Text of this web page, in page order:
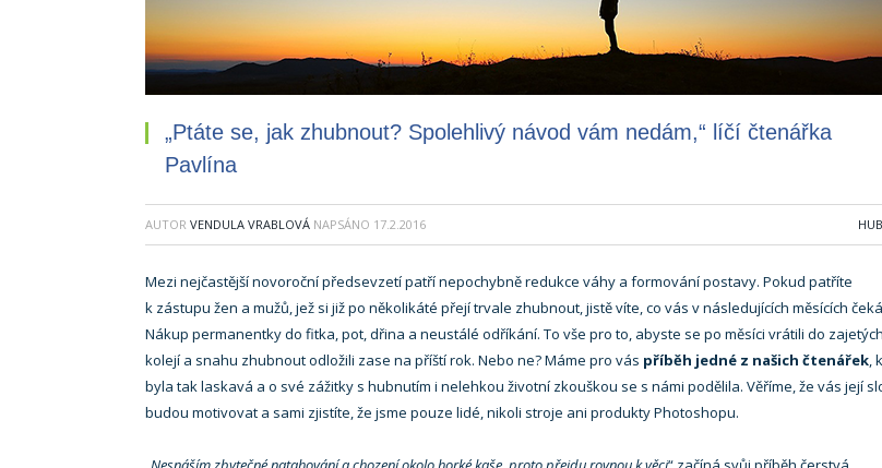
„Ptáte se, jak zhubnout? Spolehlivý návod vám nedám,“ líčí čtenářka
Pavlína
AUTOR VENDULA VRABLOVÁ NAPSÁNO 17.2.2016
Mezi nejčastější novoroční předsevzetí patří nepochybně redukce váhy a formování postavy. Pokud patříte
k zástupu žen a mužů, jež si již po několikáté přejí trvale zhubnout, jistě víte, co vás v následujících měsících
Nákup permanentky do fitka, pot, dřina a neustálé odříkání. To vše pro to, abyste se po měsíci vrátili do zajetých
kolejí a snahu zhubnout odložili zase na příští rok. Nebo ne? Máme pro vás příběh jedné z našich čtenářek,
byla tak laskavá a o své zážitky s hubnutím i nelehkou životní zkouškou se s námi podělila. Věříme, že vás její
budou motivovat a sami zjistíte, že jsme pouze lidé, nikoli stroje ani produkty Photoshopu.